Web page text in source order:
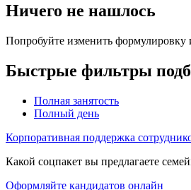
Ничего не нашлось
Попробуйте изменить формулировку
Быстрые фильтры
Полная занятость
Полный день
Корпоративная поддержка
Какой соцпакет вы предлагаете
Оформляйте кандидатов онлайн